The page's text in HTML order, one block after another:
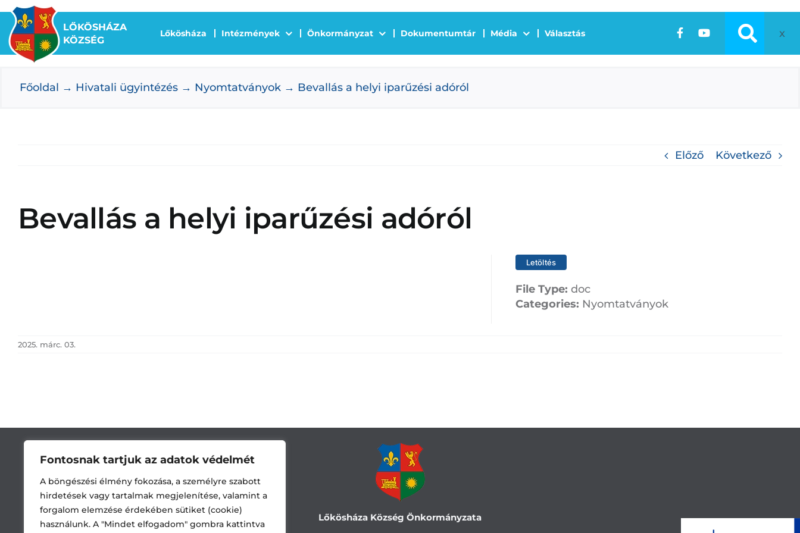
Fontosnak tartjuk az adatok védelmét
A böngészési élmény fokozása, a személyre szabott
hirdetések vagy tartalmak megjelenítése, valamint a
forgalom elemzése érdekében sütiket (cookie)
használunk. A "Mindet elfogadom" gombra kattintva
Kihagyás
LŐKÖSHÁZA
KÖZSÉG
Lőkösháza Intézmények Önkormányzat Dokumentumtár Média Választás x
Főoldal Hivatali ügyintézés Nyomtatványok Bevallás a helyi iparűzési adóról
Előző Következő
Bevallás a helyi iparűzési adóról
Letöltés
File Type: doc
Categories: Nyomtatványok
2025. márc. 03.
Lőkösháza Község Önkormányzata